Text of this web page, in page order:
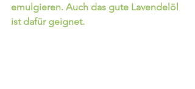
emulgieren. Auch das gute Lavendelöl
ist dafür geignet.